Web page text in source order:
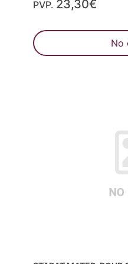
PVP. 23,30€
No